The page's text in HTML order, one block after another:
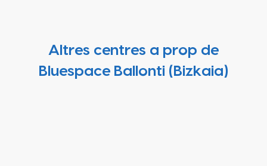
Altres centres a prop de
Bluespace Ballonti (Bizkaia)